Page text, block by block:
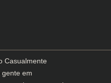
Casualmente
gente em